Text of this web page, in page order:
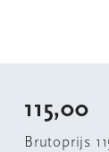
115,00
Brutoprijs